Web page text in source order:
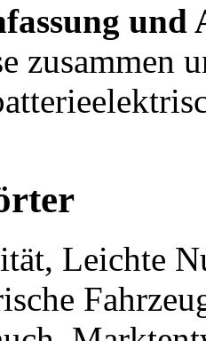
und
zusammen
Leichte